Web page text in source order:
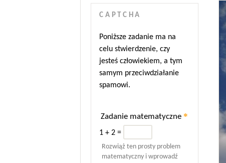
CAPTCHA
Poniższe zadanie ma na
celu stwierdzenie, czy
jesteś człowiekiem, a tym
samym przeciwdziałanie
spamowi.
Zadanie matematyczne *
1 + 2 =
Rozwiąż ten prosty problem
matematyczny i wprowadź